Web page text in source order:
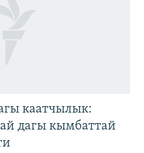
каатчылык:
дагы кымбаттай